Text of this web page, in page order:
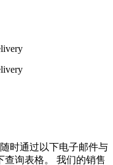
时通过以下电子邮件与
查询表格。 我们的销售